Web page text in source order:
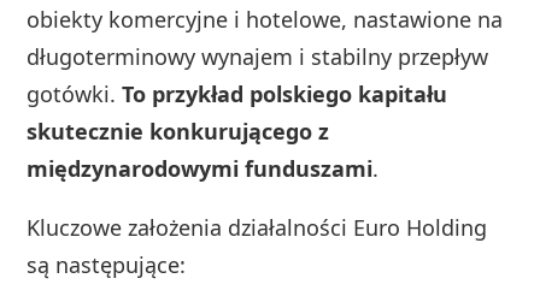
obiekty komercyjne i hotelowe, nastawione na
długoterminowy wynajem i stabilny przepływ
gotówki.To przykład polskiego kapitału
skutecznie konkurującego z
międzynarodowymi funduszami.
Kluczowe założenia działalności Euro Holding
są następujące: